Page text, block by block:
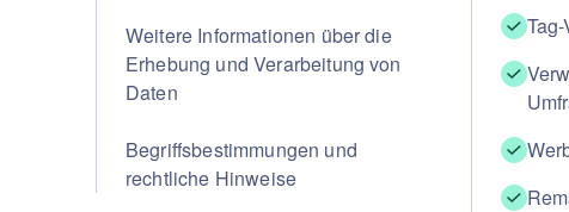
Weitere Informationen über die
Erhebung und Verarbeitung von
Daten
Begriffsbestimmungen und
rechtliche Hinweise